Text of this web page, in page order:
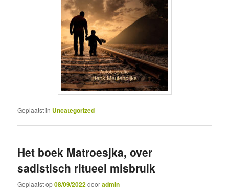
Geplaatst in Uncategorized
Het boek Matroesjka, over
sadistisch ritueel misbruik
Geplaatst op08/09/2022dooradmin